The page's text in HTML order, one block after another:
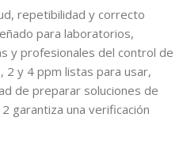
repetibilidad y correcto
para laboratorios,
y profesionales del control de
2 y 4 ppm listas para usar,
de preparar soluciones de
garantiza una verificación